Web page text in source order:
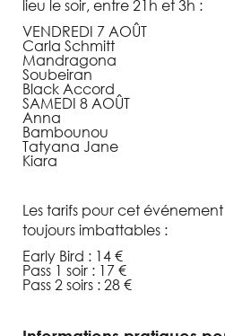
lieu le soir, entre 21h et 3h :
VENDREDI 7 AOÛT
Carla Schmitt
Mandragona
Soubeiran
Black Accord
SAMEDI 8 AOÛT
Anna
Bambounou
Tatyana Jane
Kiara
Les tarifs pour cet
toujours imbattables :
Early Bird : 14 €
Pass 1 soir : 17 €
Pass 2 soirs : 28 €